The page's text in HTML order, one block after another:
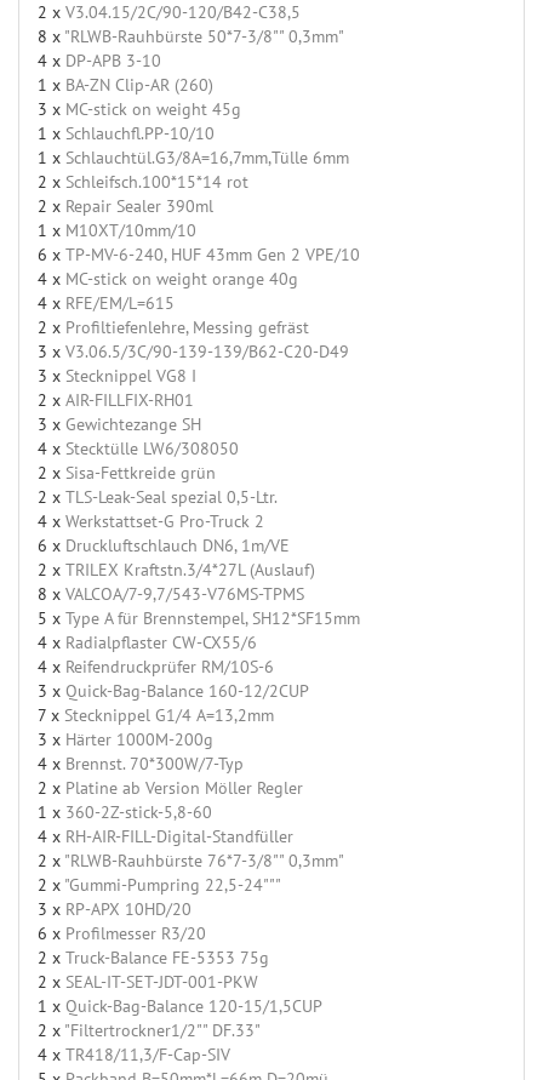
2 x V3.04.15/2C/90-120/B42-C38,5
8 x "RLWB-Rauhbürste 50*7-3/8"" 0,3mm"
4 x DP-APB 3-10
1 x BA-ZN Clip-AR (260)
3 x MC-stick on weight 45g
1 x Schlauchfl.PP-10/10
1 x Schlauchtül.G3/8A=16,7mm,Tülle 6mm
2 x Schleifsch.100*15*14 rot
2 x Repair Sealer 390ml
1 x M10XT/10mm/10
6 x TP-MV-6-240, HUF 43mm Gen 2 VPE/10
4 x MC-stick on weight orange 40g
4 x RFE/EM/L=615
2 x Profiltiefenlehre, Messing gefräst
3 x V3.06.5/3C/90-139-139/B62-C20-D49
3 x Stecknippel VG8 I
2 x AIR-FILLFIX-RH01
3 x Gewichtezange SH
4 x Stecktülle LW6/308050
2 x Sisa-Fettkreide grün
2 x TLS-Leak-Seal spezial 0,5-Ltr.
4 x Werkstattset-G Pro-Truck 2
6 x Druckluftschlauch DN6, 1m/VE
2 x TRILEX Kraftstn.3/4*27L (Auslauf)
8 x VALCOA/7-9,7/543-V76MS-TPMS
5 x Type A für Brennstempel, SH12*SF15mm
4 x Radialpflaster CW-CX55/6
4 x Reifendruckprüfer RM/10S-6
3 x Quick-Bag-Balance 160-12/2CUP
7 x Stecknippel G1/4 A=13,2mm
3 x Härter 1000M-200g
4 x Brennst. 70*300W/7-Typ
2 x Platine ab Version Möller Regler
1 x 360-2Z-stick-5,8-60
4 x RH-AIR-FILL-Digital-Standfüller
2 x "RLWB-Rauhbürste 76*7-3/8"" 0,3mm"
2 x "Gummi-Pumpring 22,5-24"""
3 x RP-APX 10HD/20
6 x Profilmesser R3/20
2 x Truck-Balance FE-5353 75g
2 x SEAL-IT-SET-JDT-001-PKW
1 x Quick-Bag-Balance 120-15/1,5CUP
2 x "Filtertrockner1/2"" DF.33"
4 x TR418/11,3/F-Cap-SIV